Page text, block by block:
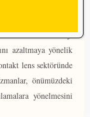
sorumluluk projesi
önemli bir strateji
azaltmaya yönelik
lens sektöründe
önümüzdeki
yönelmesini